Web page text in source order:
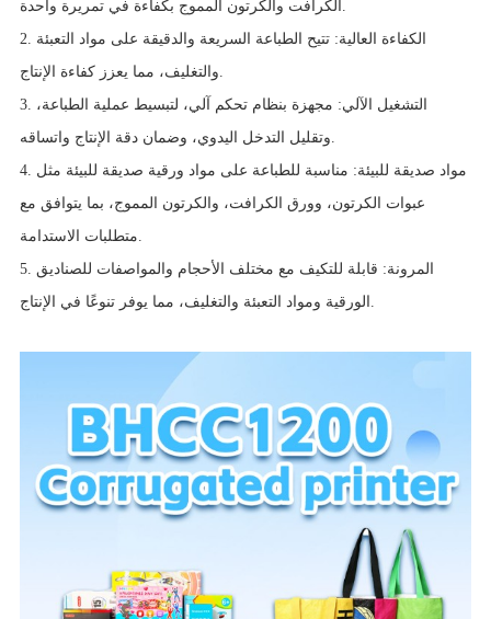
الكرافت والكرتون المموج بكفاءة في تمريرة واحدة.
2. الكفاءة العالية: تتيح الطباعة السريعة والدقيقة على مواد التعبئة
والتغليف، مما يعزز كفاءة الإنتاج.
3. التشغيل الآلي: مجهزة بنظام تحكم آلي، لتبسيط عملية الطباعة،
وتقليل التدخل اليدوي، وضمان دقة الإنتاج واتساقه.
4. مواد صديقة للبيئة: مناسبة للطباعة على مواد ورقية صديقة للبيئة مثل
عبوات الكرتون، وورق الكرافت، والكرتون المموج، بما يتوافق مع
متطلبات الاستدامة.
5. المرونة: قابلة للتكيف مع مختلف الأحجام والمواصفات للصناديق
الورقية ومواد التعبئة والتغليف، مما يوفر تنوعًا في الإنتاج.